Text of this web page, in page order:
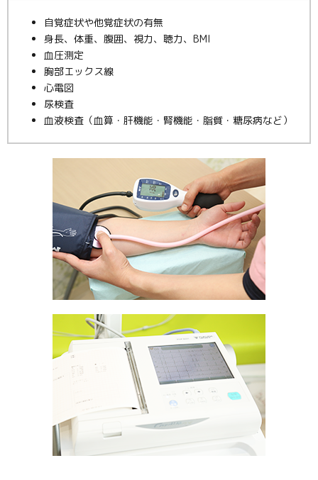
自覚症状や他覚症状の有無
身長、体重、腹囲、視力、聴力、BMI
血圧測定
胸部エックス線
心電図
尿検査
血液検査（血算・肝機能・腎機能・脂質・糖尿病など）